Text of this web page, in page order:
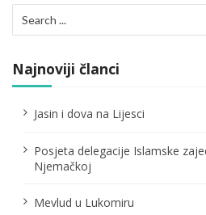
j
č
l
a
n
a
for:
Najnoviji članci
Jasin i dova na Lijesci
Posjeta delegacije Islamske
Njemačkoj
Mevlud u Lukomiru